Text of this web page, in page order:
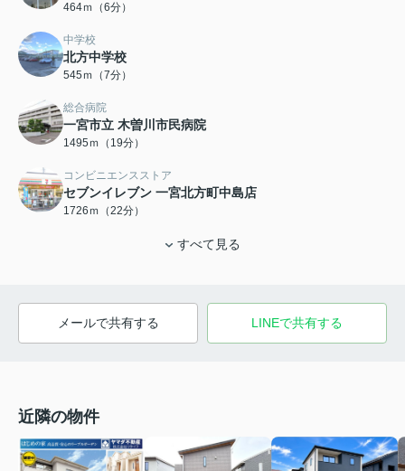
464ｍ（6分）
中学校
北方中学校
545ｍ（7分）
総合病院
一宮市立 木曽川市民病院
1495ｍ（19分）
コンビニエンスストア
セブンイレブン 一宮北方町中島店
1726ｍ（22分）
すべて見る
メールで共有する LINEで共有する
近隣の物件